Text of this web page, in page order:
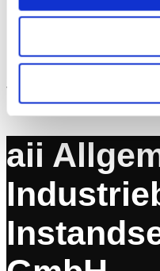
Beratung
Das Team der aii
Instandsetzungs
freut sich auf Sie
aii